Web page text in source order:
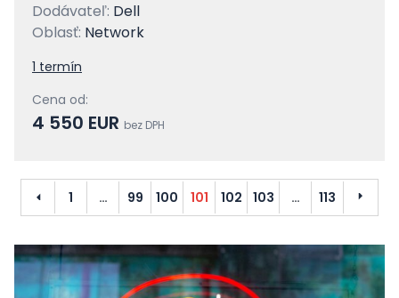
Dodávateľ: Dell
Oblasť: Network
1 termín
Cena od:
4 550 EUR bez DPH
Predchádzajúci
1 … 99 100 101 102 103 … 113 Ďalší